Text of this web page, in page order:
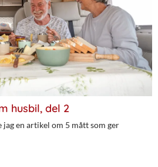
husbil, del 2
en artikel om 5 mått som ger